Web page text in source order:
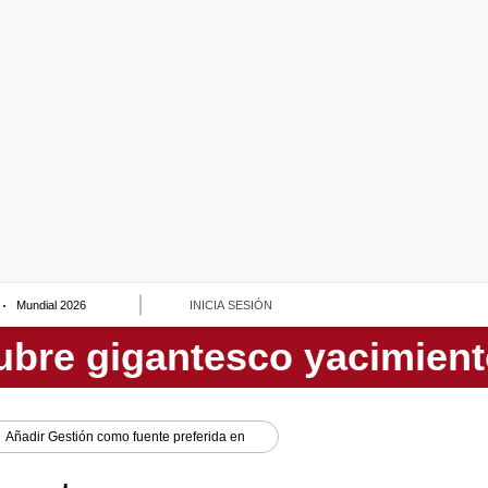
Mundial 2026 INICIA SESIÓN
Añadir Gestión como fuente preferida en